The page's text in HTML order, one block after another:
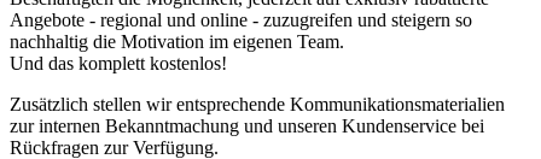
Angebote - regional und online - zuzugreifen und steigern so
nachhaltig die Motivation im eigenen Team.
Und das komplett kostenlos!
Zusätzlich stellen wir entsprechende Kommunikationsmaterialien
zur internen Bekanntmachung und unseren Kundenservice bei
Rückfragen zur Verfügung.